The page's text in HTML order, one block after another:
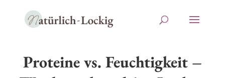
Proteine vs. Feuchtigkeit –